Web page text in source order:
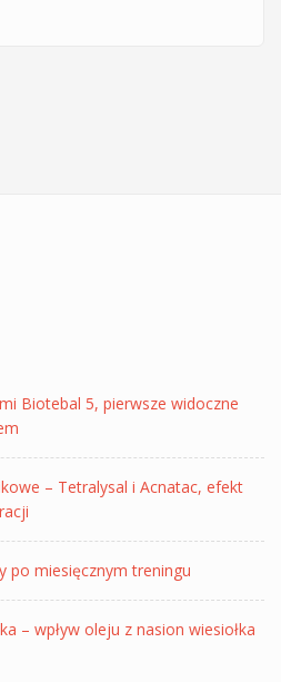
farbowanie włosów i piękny kolor
Biotebal 5, pierwsze widoczne
– Tetralysal i Acnatac, efekt
po miesięcznym treningu
– wpływ oleju z nasion wiesiołka